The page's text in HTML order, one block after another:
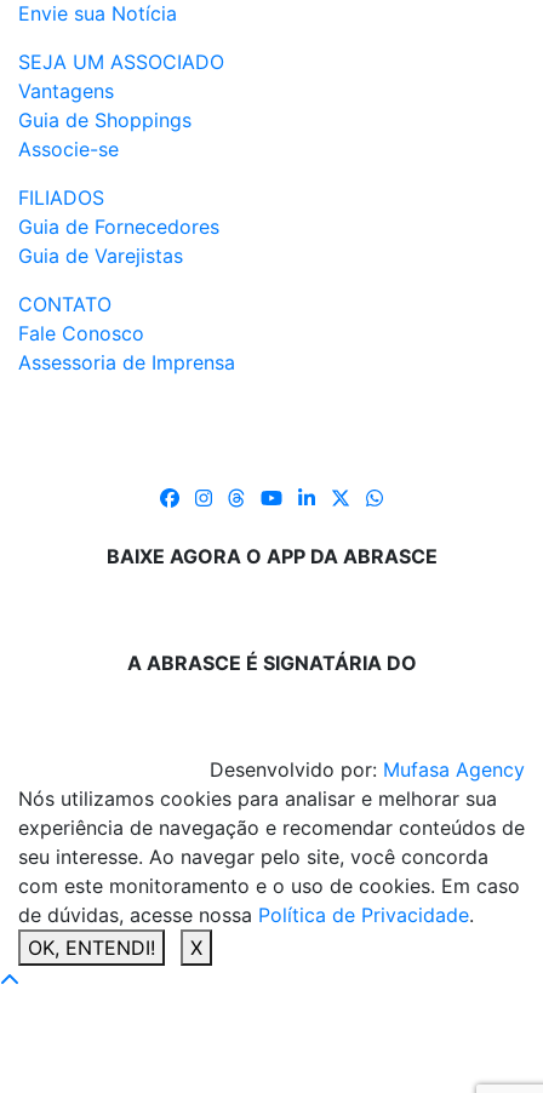
Envie sua Notícia
SEJA UM ASSOCIADO
Vantagens
Guia de Shoppings
Associe-se
FILIADOS
Guia de Fornecedores
Guia de Varejistas
CONTATO
Fale Conosco
Assessoria de Imprensa
BAIXE AGORA O APP DA ABRASCE
A ABRASCE É SIGNATÁRIA DO
Desenvolvido por: Mufasa Agency
Nós utilizamos cookies para analisar e melhorar sua
experiência de navegação e recomendar conteúdos de
seu interesse. Ao navegar pelo site, você concorda
com este monitoramento e o uso de cookies. Em caso
de dúvidas, acesse nossa Política de Privacidade.
OK, ENTENDI!
X